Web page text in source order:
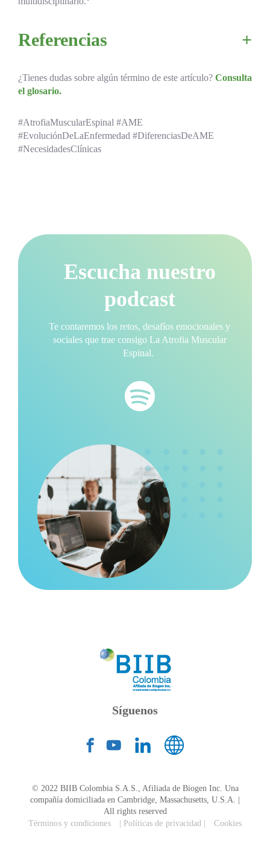
Referencias
¿Tienes dudas sobre algún término de este artículo? Consulta
el glosario.
#AtrofiaMuscularEspinal #AME
#EvoluciónDeLaEnfermedad #DiferenciasDeAME
#NecesidadesClínicas
Escucha nuestro
podcast
Te contaremos los retos, desafíos emocionales y
sociales que trae consigo La Atrofia Muscular
Espinal.
Síguenos
© 2022 BIIB Colombia S.A.S., Afiliada de Biogen Inc. Una
compañía domiciliada en Cambridge, Massachusetts, U.S.A. |
All rights reserved
Términos y condiciones
| Políticas de privacidad | Cookies